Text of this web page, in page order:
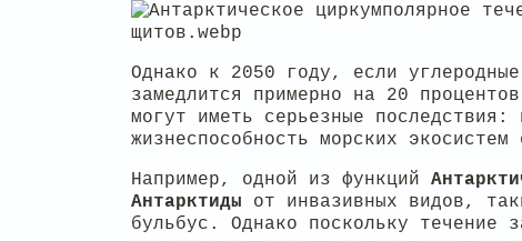
Однако к 2050 году, если
замедлится примерно на 20
могут иметь серьезные
жизнеспособность морских
Например, одной из функций
Антарктиды от инвазивных видов,
бульбус. Однако поскольку течение